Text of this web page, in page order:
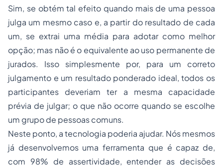
Sim, se obtém tal efeito quando mais de uma pessoa
julga um mesmo caso e, a partir do resultado de cada
um, se extrai uma média para adotar como melhor
opção; mas não é o equivalente ao uso permanente de
jurados. Isso simplesmente por, para um correto
julgamento e um resultado ponderado ideal, todos os
participantes deveriam ter a mesma capacidade
prévia de julgar; o que não ocorre quando se escolhe
um grupo de pessoas comuns.
Neste ponto, a tecnologia poderia ajudar. Nós mesmos
já desenvolvemos uma ferramenta que é capaz de,
com 98% de assertividade, entender as decisões